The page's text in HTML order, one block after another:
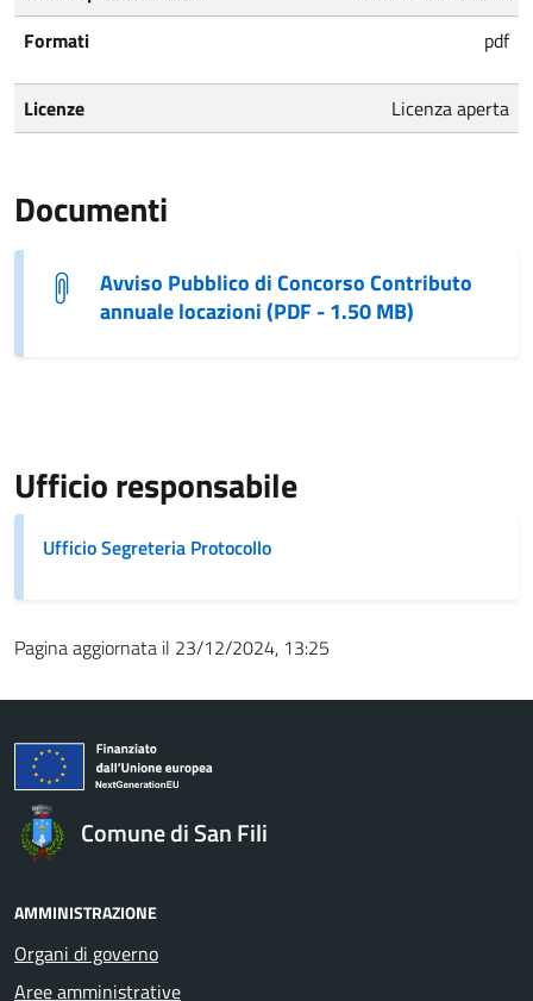
Formati
pdf
Licenze Licenza aperta
Documenti
Avviso Pubblico di Concorso Contributo
annuale locazioni (PDF - 1.50 MB)
Ufficio responsabile
Ufficio Segreteria Protocollo
Pagina aggiornata il 23/12/2024, 13:25
Comune di San Fili
AMMINISTRAZIONE
Organi di governo
Aree amministrative